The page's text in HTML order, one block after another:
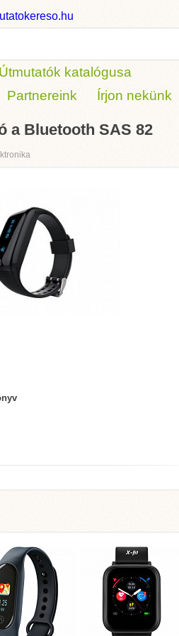
Útmutatók katalógusa
Partnereink Írjon nekünk
a Bluetooth SAS 82